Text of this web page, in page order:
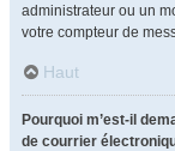
administrateur ou un
votre compteur de
Haut
Pourquoi m’est-il
de courrier